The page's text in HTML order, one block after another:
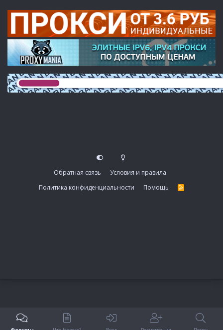
Обратная связь
Условия и правила
Политика конфиденциальности
Помощь
R